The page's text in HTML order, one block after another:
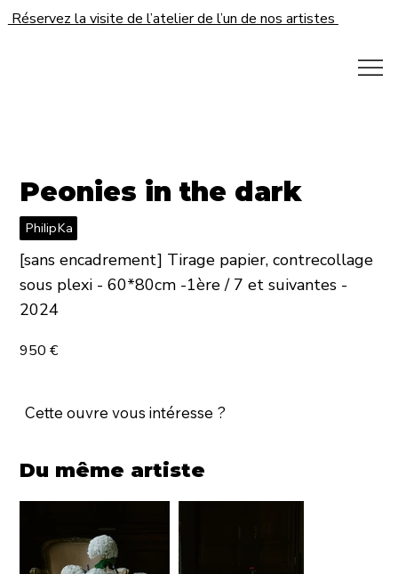
Réservez la visite de l’atelier de l’un de nos artistes
Peonies in the dark
PhilipKa
[sans encadrement] Tirage papier, contrecollage
sous plexi - 60*80cm -1ère / 7 et suivantes -
2024
950 €
Cette ouvre vous intéresse ?
Du même artiste